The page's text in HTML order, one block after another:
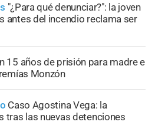
"¿Para qué denunciar?": la joven
antes del incendio reclama ser
15 años de prisión para madre e
Monzón
Caso Agostina Vega: la
tras las nuevas detenciones